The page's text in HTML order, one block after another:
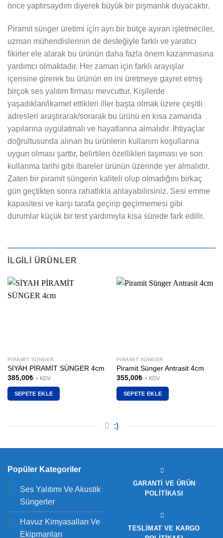
önce yaptırsaydım diyerek büyük bir pişmanlık duyacaktır.
Piramit sünger üretimi için ayrı bir bütçe ayıran işletmeciler,
uzman mühendislerinin de desteğiyle farklı ve yaratıcı
fikirler ele alarak bu ürünün daha fazla önem kazanmasına
yardımcı olmaktadır. Her zaman için farklı arayışlar
içerisine girerek bu ürünün en ini üretmeye gayret etmiş
birçok ses yalıtım firması mevcuttur. Kişilerde
yaşadıkları/ikamet ettikleri iller başta olmak üzere çeşitli
adresleri araştırarak/sorarak bu ürünü en kısa zamanda
yapılarına uygulatmalı ve hayatlarına almalıdır. İhtiyaçlar
doğrultusunda alınan bu ürünlerin kullanım koşullarına
uygun olması şarttır, belirtilen özellikleri taşıması ve son
kullanma tarihi gibi ibareler ürünün üzerinde yer almalıdır.
Zaten bir piramit süngerin kaliteli olup olmadığını birkaç
gün geçtikten sonra rahatlıkla anlayabilirsiniz. Sesi emme
kapasitesi ve karşı tarafa geçirip geçirmemesi gibi
durumlar küçük bir test yardımıyla kısa sürede fark edilir.
İLGILI ÜRÜNLER
PIRAMIT SÜNGER
SİYAH PİRAMİT SÜNGER 4cm
385,00₺ + KDV
SEPETE EKLE
PIRAMIT SÜNGER
Piramit Sünger Antrasit 4cm
355,00₺ + KDV
SEPETE EKLE
:)
Popüler Kategoriler
Ses Yalıtımı Ve Akustik
Süngerler
Havuz Kimyasalları Ve
Ekipmanları
GARANTI VE ÜRÜN
POLITIKASI
TESLIMAT VE KARGO